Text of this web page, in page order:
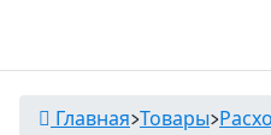
Главная>Товары>